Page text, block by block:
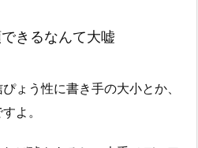
きるなんて大嘘
ょう性に書き手の大小とか、
よ。